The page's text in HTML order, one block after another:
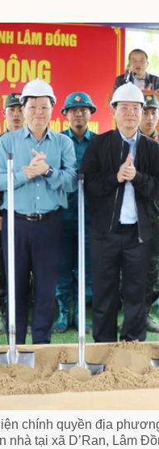
chính quyền địa
nhà tại xã D’Ran, Lâm